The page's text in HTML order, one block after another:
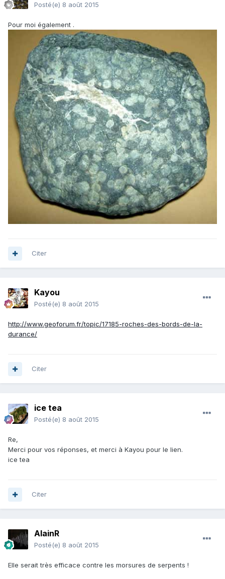
Posté(e) 8 août 2015
Pour moi également .
Citer
Kayou
Posté(e) 8 août 2015
http://www.geoforum.fr/topic/17185-roches-des-bords-de-la-
durance/
Citer
ice tea
Posté(e) 8 août 2015
Re,
Merci pour vos réponses, et merci à Kayou pour le lien.
ice tea
Citer
AlainR
Posté(e) 8 août 2015
Elle serait très efficace contre les morsures de serpents !